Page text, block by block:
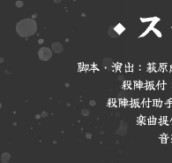
◆
脚本・演出：萩
殺陣振
殺陣振付助
楽曲